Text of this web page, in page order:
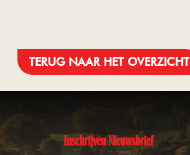
TERUG NAAR HET OVERZICHT
Inschrijven Nieuwsbrief